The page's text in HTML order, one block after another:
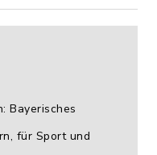
Bayerisches
für Sport und